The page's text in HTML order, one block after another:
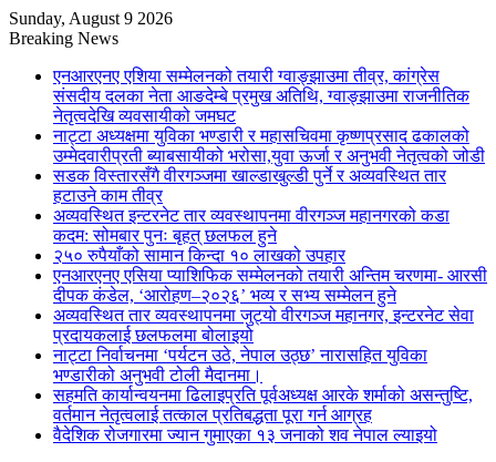
Sunday, August 9 2026
Breaking News
एनआरएनए एशिया सम्मेलनको तयारी ग्वाङ्झाउमा तीव्र, कांग्रेस
संसदीय दलका नेता आङदेम्बे प्रमुख अतिथि, ग्वाङ्झाउमा राजनीतिक
नेतृत्वदेखि व्यवसायीको जमघट
नाट्टा अध्यक्षमा युविका भण्डारी र महासचिवमा कृष्णप्रसाद ढकालको
उम्मेदवारीप्रती ब्याबसायीको भरोसा,युवा ऊर्जा र अनुभवी नेतृत्वको जोडी
सडक विस्तारसँगै वीरगञ्जमा खाल्डाखुल्डी पुर्ने र अव्यवस्थित तार
हटाउने काम तीव्र
अव्यवस्थित इन्टरनेट तार व्यवस्थापनमा वीरगञ्ज महानगरको कडा
कदम: सोमबार पुनः बृहत् छलफल हुने
२५० रुपैयाँको सामान किन्दा १० लाखको उपहार
एनआरएनए एसिया प्याशिफिक सम्मेलनको तयारी अन्तिम चरणमा- आरसी
दीपक कंडेल, ‘आरोहण–२०२६’ भव्य र सभ्य सम्मेलन हुने
अव्यवस्थित तार व्यवस्थापनमा जुट्यो वीरगञ्ज महानगर, इन्टरनेट सेवा
प्रदायकलाई छलफलमा बोलाइयो
नाट्टा निर्वाचनमा ‘पर्यटन उठे, नेपाल उठ्छ’ नारासहित युविका
भण्डारीको अनुभवी टोली मैदानमा।
सहमति कार्यान्वयनमा ढिलाइप्रति पूर्वअध्यक्ष आरके शर्माको असन्तुष्टि,
वर्तमान नेतृत्वलाई तत्काल प्रतिबद्धता पूरा गर्न आग्रह
वैदेशिक रोजगारमा ज्यान गुमाएका १३ जनाको शव नेपाल ल्याइयो